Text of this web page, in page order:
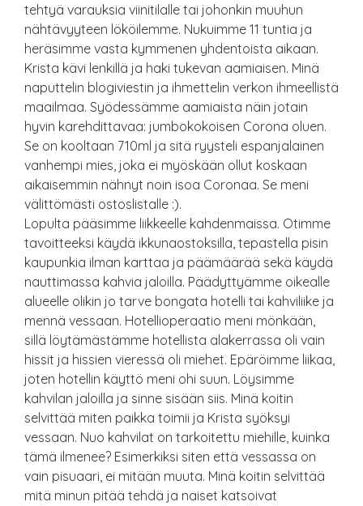
tehtyä varauksia viinitilalle tai johonkin muuhun
nähtävyyteen lököilemme. Nukuimme 11 tuntia ja
heräsimme vasta kymmenen yhdentoista aikaan.
Krista kävi lenkillä ja haki tukevan aamiaisen. Minä
naputtelin blogiviestin ja ihmettelin verkon ihmeellistä
maailmaa. Syödessämme aamiaista näin jotain
hyvin karehdittavaa: jumbokokoisen Corona oluen.
Se on kooltaan 710ml ja sitä ryysteli espanjalainen
vanhempi mies, joka ei myöskään ollut koskaan
aikaisemmin nähnyt noin isoa Coronaa. Se meni
välittömästi ostoslistalle :).
Lopulta pääsimme liikkeelle kahdenmaissa. Otimme
tavoitteeksi käydä ikkunaostoksilla, tepastella pisin
kaupunkia ilman karttaa ja päämäärää sekä käydä
nauttimassa kahvia jaloilla. Päädyttyämme oikealle
alueelle olikin jo tarve bongata hotelli tai kahviliike ja
mennä vessaan. Hotellioperaatio meni mönkään,
sillä löytämästämme hotellista alakerrassa oli vain
hissit ja hissien vieressä oli miehet. Epäröimme liikaa,
joten hotellin käyttö meni ohi suun. Löysimme
kahvilan jaloilla ja sinne sisään siis. Minä koitin
selvittää miten paikka toimii ja Krista syöksyi
vessaan. Nuo kahvilat on tarkoitettu miehille, kuinka
tämä ilmenee? Esimerkiksi siten että vessassa on
vain pisuaari, ei mitään muuta. Minä koitin selvittää
mitä minun pitää tehdä ja naiset katsoivat